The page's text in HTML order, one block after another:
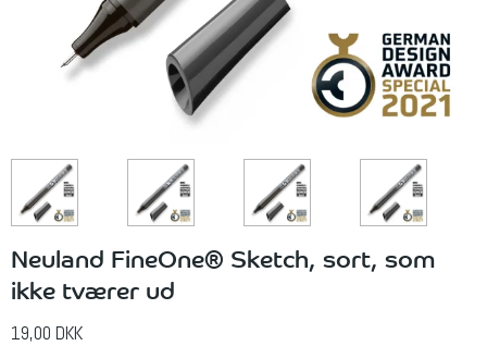
Neuland FineOne® Sketch, sort, som
ikke tværer ud
19,00 DKK